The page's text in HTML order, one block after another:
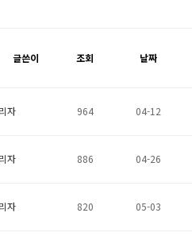
글쓴이 조회 날짜
자 964 04-12
자 886 04-26
자 820 05-03